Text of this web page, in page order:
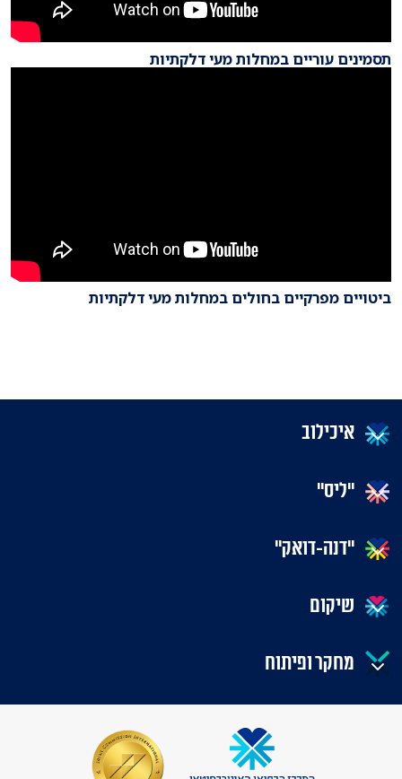
תסמינים עוריים במחלות מעי דלקתיות
ביטויים מפרקיים בחולים במחלות מעי דלקתיות
איכילוב
"ליס"
"דנה-דואק"
שיקום
מחקר ופיתוח